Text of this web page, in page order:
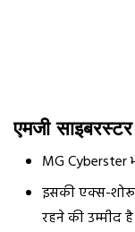
एमजी
MG Cyberster
इसकी एक्स-
रहने की उम्मीद